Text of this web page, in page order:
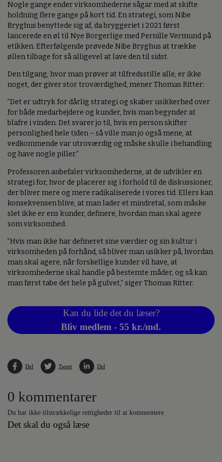
Nogle gange ender virksomhederne sågar med at skifte
holdning flere gange på kort tid. En strategi, som Nibe
Bryghus benyttede sig af, da bryggeriet i 2021 først
lancerede en øl til Nye Borgerlige med Pernille Vermund på
etikken. Efterfølgende prøvede Nibe Bryghus at trække
øllen tilbage for så alligevel at lave den til sidst.
Den tilgang, hvor man prøver at tilfredsstille alle, er ikke
noget, der giver stor troværdighed, mener Thomas Ritter:
”Det er udtryk for dårlig strategi og skaber usikkerhed over
for både medarbejdere og kunder, hvis man begynder at
blafre i vinden. Det svarer jo til, hvis en person skifter
personlighed hele tiden – så ville man jo også mene, at
vedkommende var utroværdig og måske skulle i behandling
og have nogle piller.”
Professoren anbefaler virksomhederne, at de udvikler en
strategi for, hvor de placerer sig i forhold til de diskussioner,
der bliver mere og mere radikaliserede i vores tid. Ellers kan
konsekvensen blive, at man lader et mindretal, som måske
slet ikke er ens kunder, definere, hvordan man skal agere
som virksomhed.
”Hvis man ikke har defineret sine værdier og sin kultur i
virksomheden på forhånd, så bliver man usikker på, hvordan
man skal agere, når forskellige kunder vil have, at
virksomhederne skal handle på bestemte måder, og så kan
man først tabe det hele på gulvet,” siger Thomas Ritter.
Kan du lide det du læser?
Bliv medlem - 55 kr./md.
Del Tweet Del
0 kommentarer
Du har ikke tilstrækkelige rettigheder til at kommentere
Det skal du også læse